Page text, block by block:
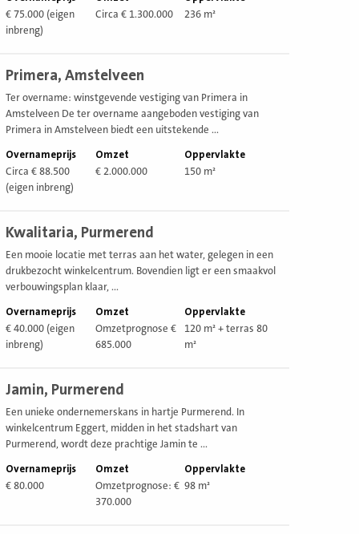
€ 75.000 (eigen
inbreng)
Circa € 1.300.000
236 m²
Primera, Amstelveen
Ter overname: winstgevende vestiging van Primera in
Amstelveen De ter overname aangeboden vestiging van
Primera in Amstelveen biedt een uitstekende ...
Overnameprijs
Circa € 88.500
(eigen inbreng)
Omzet
€ 2.000.000
Oppervlakte
150 m²
vestiging
Kwalitaria, Purmerend
Een mooie locatie met terras aan het water, gelegen in een
drukbezocht winkelcentrum. Bovendien ligt er een smaakvol
verbouwingsplan klaar, ...
Overnameprijs
€ 40.000 (eigen
inbreng)
Omzet
Omzetprognose €
685.000
Oppervlakte
120 m² + terras 80
m²
vestiging
Jamin, Purmerend
Een unieke ondernemerskans in hartje Purmerend. In
winkelcentrum Eggert, midden in het stadshart van
Purmerend, wordt deze prachtige Jamin te ...
Overnameprijs
€ 80.000
Omzet
Omzetprognose: €
370.000
Oppervlakte
98 m²
vestiging